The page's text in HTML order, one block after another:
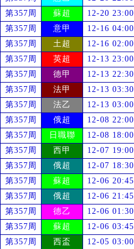
第357周
蘇超 12-20 23:00
第357周
意甲 12-16 04:00
第357周
土超 12-16 02:00
第357周
英超 12-13 23:00
第357周
德甲 12-13 22:30
第357周
法甲 12-13 03:30
第357周
法乙 12-13 03:00
第357周
俄超 12-08 22:00
第357周
日職聯 12-08 18:00
第357周
西甲 12-07 19:00
第357周
俄超 12-07 18:30
第357周
蘇超 12-06 20:45
第357周
俄超 12-06 21:45
第357周
德乙 12-06 01:30
第357周
蘇超 12-06 03:45
第357周
西盃 12-05 03:00